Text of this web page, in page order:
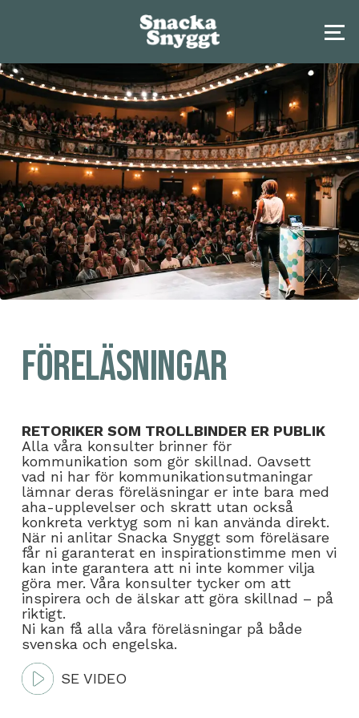
Föreläsningar
RETORIKER SOM TROLLBINDER ER PUBLIK
Alla våra konsulter brinner för
kommunikation som gör skillnad. Oavsett
vad ni har för kommunikationsutmaningar
lämnar deras föreläsningar er inte bara med
aha-upplevelser och skratt utan också
konkreta verktyg som ni kan använda direkt.
När ni anlitar Snacka Snyggt som föreläsare
får ni garanterat en inspirationstimme men vi
kan inte garantera att ni inte kommer vilja
göra mer. Våra konsulter tycker om att
inspirera och de älskar att göra skillnad – på
riktigt.
Ni kan få alla våra föreläsningar på både
svenska och engelska.
SE VIDEO